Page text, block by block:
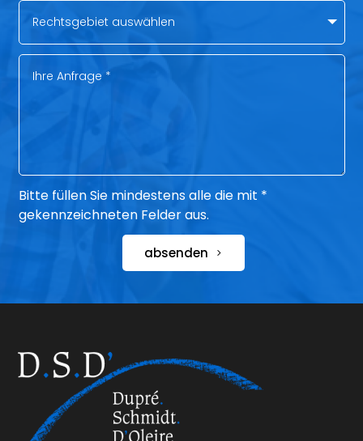
Bitte füllen Sie mindestens alle die mit *
gekennzeichneten Felder aus.
absenden